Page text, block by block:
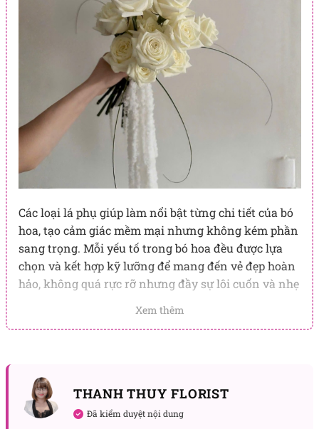
Các loại lá phụ giúp làm nổi bật từng chi tiết của bó
hoa, tạo cảm giác mềm mại nhưng không kém phần
sang trọng. Mỗi yếu tố trong bó hoa đều được lựa
chọn và kết hợp kỹ lưỡng để mang đến vẻ đẹp hoàn
hảo, không quá rực rỡ nhưng đầy sự lôi cuốn và nhẹ
Ý Nghĩa Của Bó Hoa
chung thủy. Hoa hồng trắng tượng trưng cho sự
trong sáng trong tình yêu, trong khi hoa dền thể
Xem thêm
THANH THUY FLORIST
Đã kiểm duyệt nội dung